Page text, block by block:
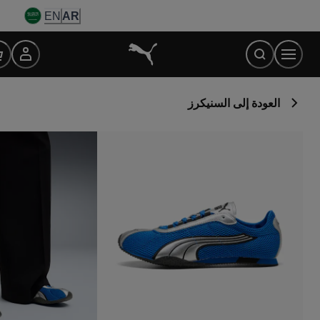
Content
AR
EN
العودة إلى السنيكرز